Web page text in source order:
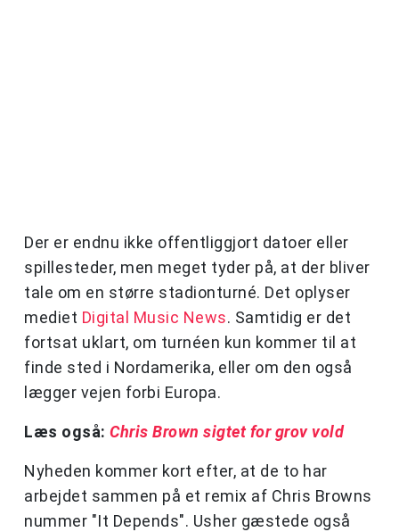
Der er endnu ikke offentliggjort datoer eller
spillesteder, men meget tyder på, at der bliver
tale om en større stadionturné. Det oplyser
mediet Digital Music News. Samtidig er det
fortsat uklart, om turnéen kun kommer til at
finde sted i Nordamerika, eller om den også
lægger vejen forbi Europa.
Læs også: Chris Brown sigtet for grov vold
Nyheden kommer kort efter, at de to har
arbejdet sammen på et remix af Chris Browns
nummer "It Depends". Usher gæstede også